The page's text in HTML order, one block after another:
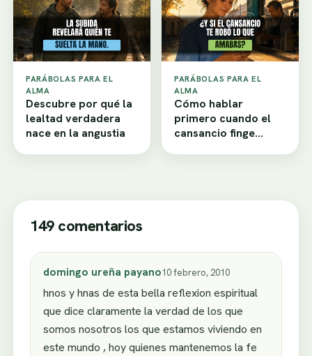
PARÁBOLAS PARA EL
ALMA
Descubre por qué la
lealtad verdadera
nace en la angustia
PARÁBOLAS PARA EL
ALMA
Cómo hablar
primero cuando el
cansancio finge
149 comentarios
domingo ureña payano10 febrero, 2010
hnos y hnas de esta bella reflexion espiritual
que dice claramente la verdad de los que
somos nosotros los que estamos viviendo en
este mundo , hoy quienes mantenemos la fe